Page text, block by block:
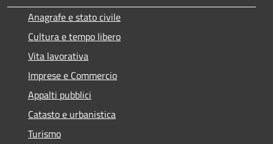
Anagrafe e stato civile
Cultura e tempo libero
Vita lavorativa
Imprese e Commercio
Appalti pubblici
Catasto e urbanistica
Turismo